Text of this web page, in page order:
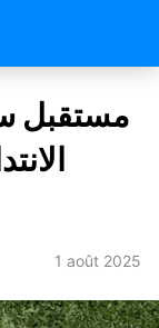
مستقبل
1 août 2025